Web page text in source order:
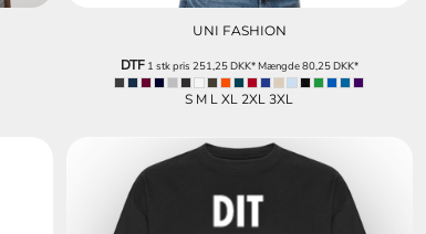
UNI FASHION
DTF1 stk pris 251,25DKK*Mængde80,25DKK*
S M L XL 2XL 3XL